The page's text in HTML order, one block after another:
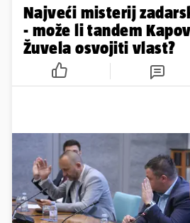
Najveći misterij
- može li tandem
Žuvela osvojiti vlast?